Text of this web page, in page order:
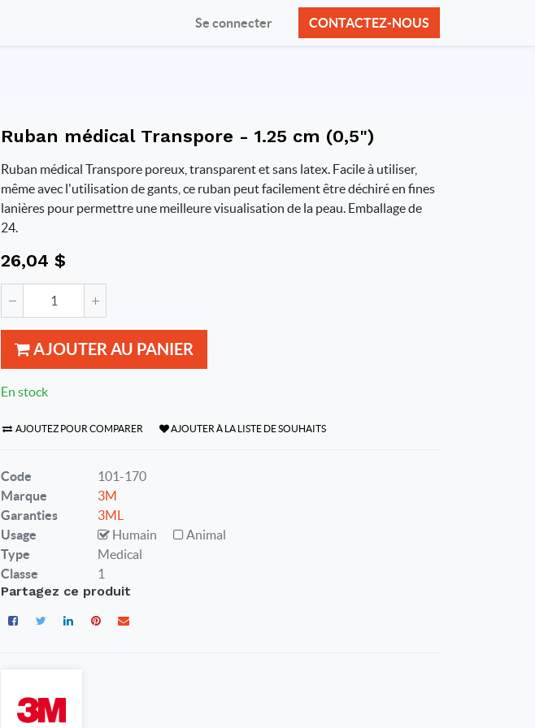
Se connecter CONTACTEZ-NOUS
Ruban médical Transpore - 1.25 cm (0,5")
Ruban médical Transpore poreux, transparent et sans latex. Facile à utiliser,
même avec l'utilisation de gants, ce ruban peut facilement être déchiré en fines
lanières pour permettre une meilleure visualisation de la peau. Emballage de
24.
26,04 $
AJOUTER AU PANIER
En stock
AJOUTEZ POUR COMPARER AJOUTER À LA LISTE DE SOUHAITS
Code
101-170
Marque
3M
Garanties
3ML
Usage
Humain
Animal
Type
Medical
Classe
1
Partagez ce produit